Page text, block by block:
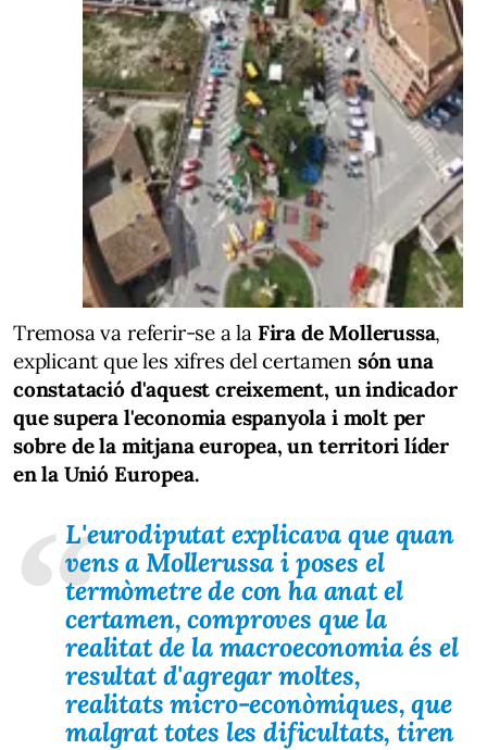
Tremosa va referir-se a la Fira de Mollerussa,
explicant que les xifres del certamen són una
constatació d'aquest creixement, un indicador
que supera l'economia espanyola i molt per
sobre de la mitjana europea, un territori líder
en la Unió Europea.
L'eurodiputat explicava que quan
vens a Mollerussa i poses el
termòmetre de con ha anat el
certamen, comproves que la
realitat de la macroeconomia és el
resultat d'agregar moltes,
realitats micro-econòmiques, que
malgrat totes les dificultats, tiren